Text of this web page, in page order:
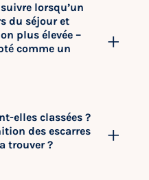
lorsqu’un
du séjour et
plus élevée –
comme un
elles classées ?
des escarres
trouver ?